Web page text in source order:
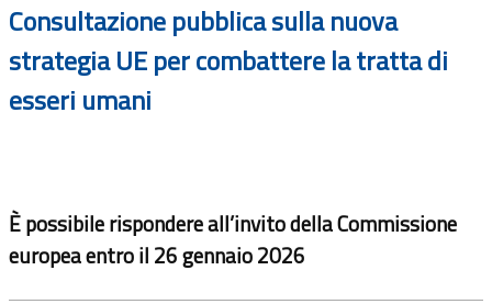
Consultazione pubblica sulla nuova
strategia UE per combattere la tratta di
esseri umani
È possibile rispondere all’invito della Commissione
europea entro il 26 gennaio 2026